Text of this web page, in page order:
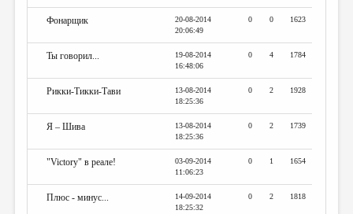
Фонарщик
20-08-2014
20:06:49
0 0 1623
Ты говорил...
19-08-2014
16:48:06
0 4 1784
Рикки-Тикки-Тави
13-08-2014
18:25:36
0 2 1928
Я – Шива
13-08-2014
18:25:36
0 2 1739
"Victory" в реале!
03-09-2014
11:06:23
0 1 1654
Плюс - минус...
14-09-2014
18:25:32
0 2 1818